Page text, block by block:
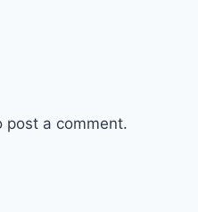
post a comment.